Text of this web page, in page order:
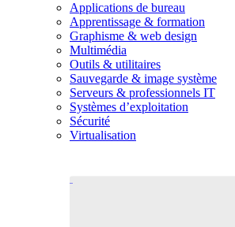
Applications de bureau
Apprentissage & formation
Graphisme & web design
Multimédia
Outils & utilitaires
Sauvegarde & image système
Serveurs & professionnels IT
Systèmes d’exploitation
Sécurité
Virtualisation